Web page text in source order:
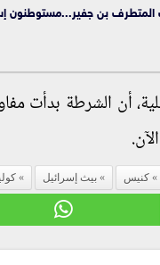
بن جفير...مستوطنون
أن الشرطة بدأت
كنيس بيث إسرائيل